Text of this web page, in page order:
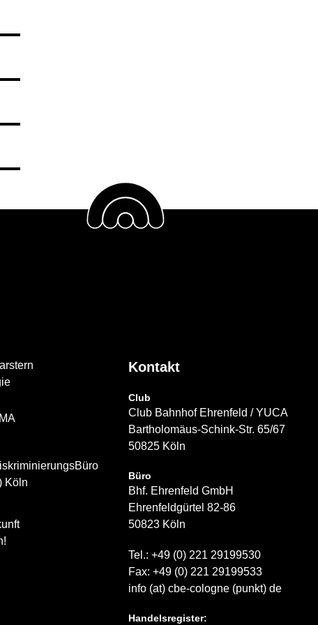
Kontakt
Club
Club Bahnhof Ehrenfeld / YUCA
Bartholomäus-Schink-Str. 65/67
50825 Köln
Büro
Bhf. Ehrenfeld GmbH
Ehrenfeldgürtel 82-86
50823 Köln
Tel.: +49 (0) 221 29199530
Fax: +49 (0) 221 29199533
info (at) cbe-cologne (punkt) de
Handelsregister: